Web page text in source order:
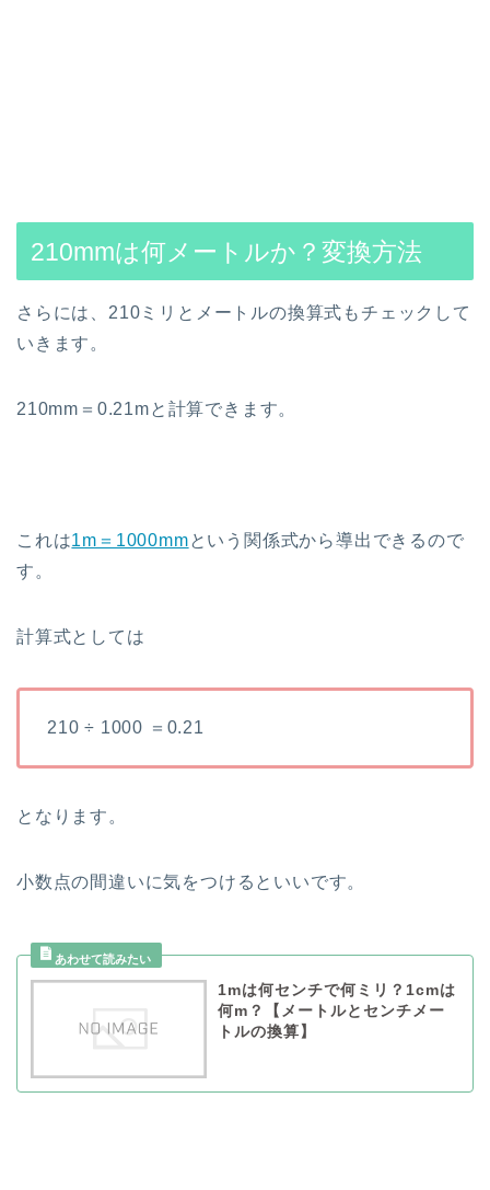
210mmは何メートルか？変換方法
さらには、210ミリとメートルの換算式もチェックして
いきます。
210mm＝0.21mと計算できます。
これは1m＝1000mmという関係式から導出できるので
す。
計算式としては
210 ÷ 1000 ＝0.21
となります。
小数点の間違いに気をつけるといいです。
1mは何センチで何ミリ？1cmは
何m？【メートルとセンチメー
トルの換算】